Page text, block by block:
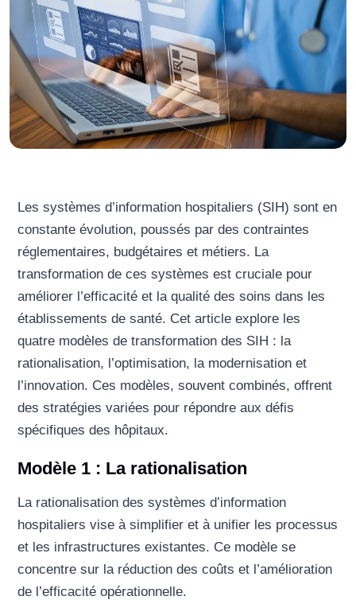
Les systèmes d’information hospitaliers (SIH) sont en
constante évolution, poussés par des contraintes
réglementaires, budgétaires et métiers. La
transformation de ces systèmes est cruciale pour
améliorer l’efficacité et la qualité des soins dans les
établissements de santé. Cet article explore les
quatre modèles de transformation des SIH : la
rationalisation, l’optimisation, la modernisation et
l’innovation. Ces modèles, souvent combinés, offrent
des stratégies variées pour répondre aux défis
spécifiques des hôpitaux.
Modèle 1 : La rationalisation
La rationalisation des systèmes d’information
hospitaliers vise à simplifier et à unifier les processus
et les infrastructures existantes. Ce modèle se
concentre sur la réduction des coûts et l’amélioration
de l’efficacité opérationnelle.